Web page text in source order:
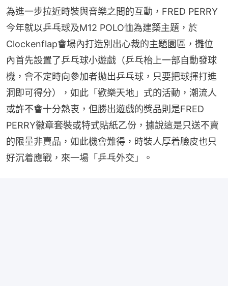
為進一步拉近時裝與音樂之間的互動，FRED PERRY
今年就以乒乓球及M12 POLO恤為建築主題，於
Clockenflap會場內打造別出心裁的主題園區，攤位
內首先設置了乒乓球小遊戲（乒乓枱上一部自動發球
機，會不定時向參加者拋出乒乓球，只要把球揮打進
洞即可得分），如此「歡樂天地」式的活動，潮流人
或許不會十分熱衷，但勝出遊戲的獎品則是FRED
PERRY徽章套裝或特式貼紙乙份，據說這是只送不賣
的限量非賣品，如此機會難得，時裝人厚着臉皮也只
好沉着應戰，來一場「乒乓外交」。